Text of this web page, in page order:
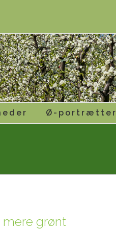
Ø-portrætter
grønt